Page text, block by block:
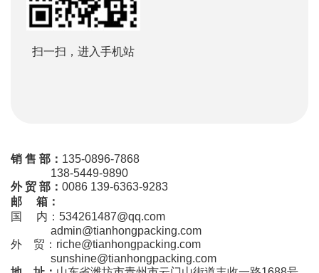
扫一扫，进入手机站
销 售 部： 135-0896-7868
138-5449-9890
外 贸 部： 0086 139-6363-9283
邮 箱：
国 内：534261487@qq.com
admin@tianhongpacking.com
外 贸：riche@tianhongpacking.com
sunshine@tianhongpacking.com